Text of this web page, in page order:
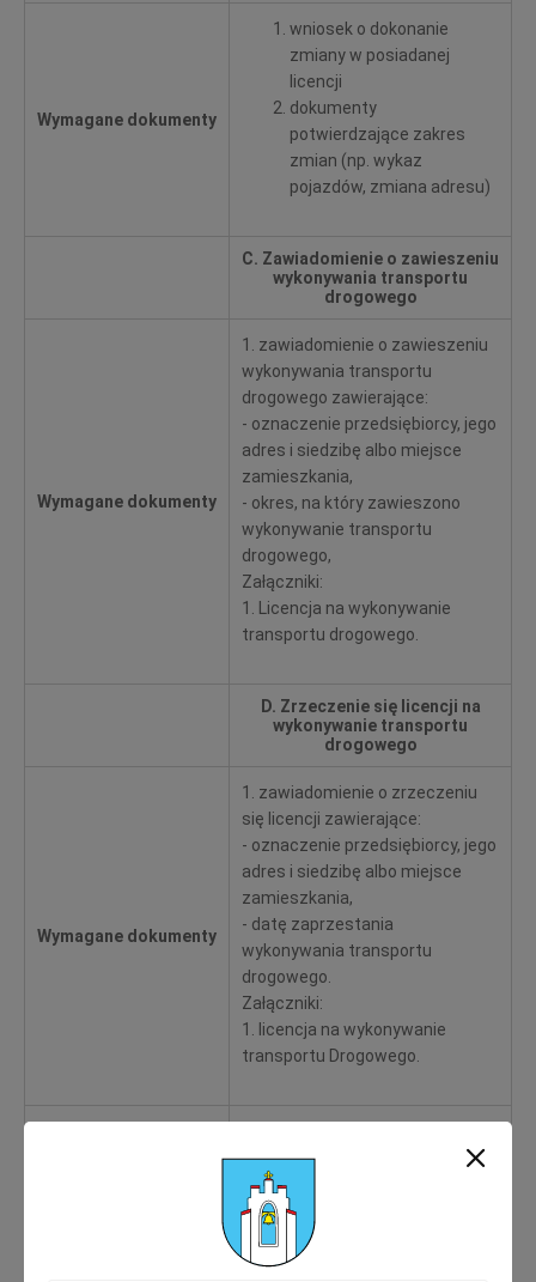
Wymagane dokumenty
wniosek o dokonanie
zmiany w posiadanej
licencji
dokumenty
potwierdzające zakres
zmian (np. wykaz
pojazdów, zmiana adresu)
C. Zawiadomienie o zawieszeniu
wykonywania transportu
drogowego
Wymagane dokumenty
1. zawiadomienie o zawieszeniu
wykonywania transportu
drogowego zawierające:
- oznaczenie przedsiębiorcy, jego
adres i siedzibę albo miejsce
zamieszkania,
- okres, na który zawieszono
wykonywanie transportu
drogowego,
Załączniki:
1. Licencja na wykonywanie
transportu drogowego.
D. Zrzeczenie się licencji na
wykonywanie transportu
drogowego
Wymagane dokumenty
1. zawiadomienie o zrzeczeniu
się licencji zawierające:
- oznaczenie przedsiębiorcy, jego
adres i siedzibę albo miejsce
zamieszkania,
- datę zaprzestania
wykonywania transportu
drogowego.
Załączniki:
1. licencja na wykonywanie
transportu Drogowego.
licencji – uzależniona od
ważności:
a) 2–15 lat – 200,00 zł;
b) 16–30 lat – 250,00 zł;